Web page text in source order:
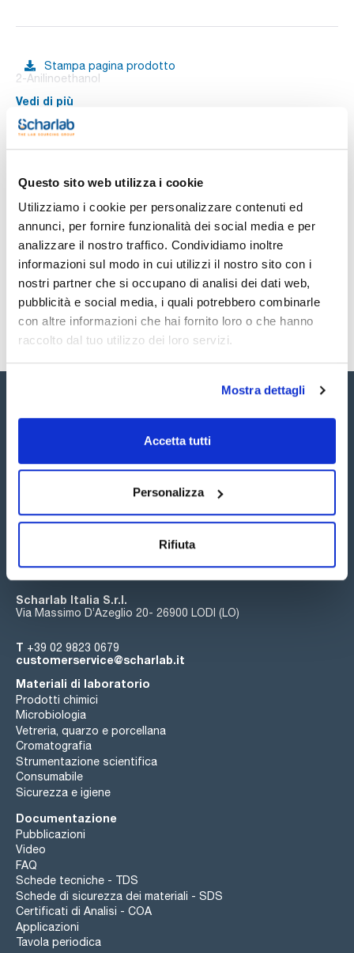
Questo sito web utilizza i cookie
Utilizziamo i cookie per personalizzare contenuti ed
annunci, per fornire funzionalità dei social media e per
analizzare il nostro traffico. Condividiamo inoltre
informazioni sul modo in cui utilizzi il nostro sito con i
nostri partner che si occupano di analisi dei dati web,
pubblicità e social media, i quali potrebbero combinarle
con altre informazioni che hai fornito loro o che hanno
raccolto dal tuo utilizzo dei loro servizi.
Mostra dettagli
Accetta tutti
Personalizza
Rifiuta
Stampa pagina prodotto
2-Anilinoethanol
Vedi di più
Documentazione tecnica
TDS / Scheda tecnica
Registrati per i download
COA
Registrati per i download
SDS / Scheda di
Sicurezza
Registrati per i download
Seguici:
Iscriviti alla Newsletter
Scharlab Italia S.r.l.
Via Massimo D’Azeglio 20- 26900 LODI (LO)
T +39 02 9823 0679
customerservice@scharlab.it
Materiali di laboratorio
Prodotti chimici
Microbiologia
Vetreria, quarzo e porcellana
Cromatografia
Strumentazione scientifica
Consumabile
Sicurezza e igiene
Documentazione
Pubblicazioni
Video
FAQ
Schede tecniche - TDS
Schede di sicurezza dei materiali - SDS
Certificati di Analisi - COA
Applicazioni
Tavola periodica